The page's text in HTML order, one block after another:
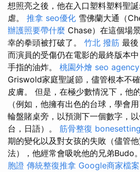
想照亮之後，他在入口塑料塑料聖
虐。 推拿 seo優化 雪佛蘭大通（
辦護照要帶什麼 Chase）在這個場
幸的拳頭被打破了。 竹北 撥筋 最後
而演員的受傷仍在電影的最終版本
手指的油炸。 桃園外燴 seo agency
Griswold家庭聖誕節，儘管根本不
皮膚。 但是，在極少數情況下，他
（例如，他擁有出色的台球，學會
輪盤賭桌旁，以預測下一個數字，
台，日語）。 筋骨整復
期的變化以及對女孩的失敗（儘管
法），他經常會吸吮他的兄弟Budo。
胞證 傳統整復推拿 Google商家檔案